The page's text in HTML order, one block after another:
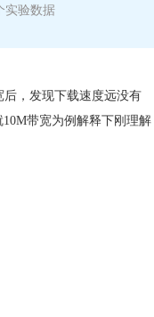
实验数据
后，发现下载速度远没有
带宽为例解释下刚理解